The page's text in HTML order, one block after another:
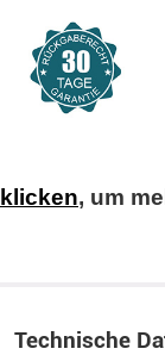
klicken, um
Technische